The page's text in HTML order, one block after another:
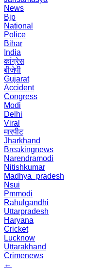
News
Bjp
National
Police
Bihar
India
कांग्रेस
बीजेपी
Gujarat
Accident
Congress
Modi
Delhi
Viral
मारपीट
Jharkhand
Breakingnews
Narendramodi
Nitishkumar
Madhya_pradesh
Nsui
Pmmodi
Rahulgandhi
Uttarpradesh
Haryana
Cricket
Lucknow
Uttarakhand
Crimenews
←